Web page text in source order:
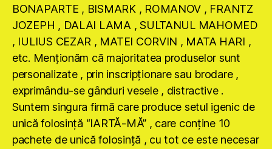
BONAPARTE , BISMARK , ROMANOV , FRANTZ
JOZEPH , DALAI LAMA , SULTANUL MAHOMED
, IULIUS CEZAR , MATEI CORVIN , MATA HARI ,
etc. Menţionăm că majoritatea produselor sunt
personalizate , prin inscripţionare sau brodare ,
exprimându-se gânduri vesele , distractive .
Suntem singura firmă care produce setul igenic de
unică folosinţă “IARTĂ-MĂ” , care conţine 10
pachete de unică folosinţă , cu tot ce este necesar